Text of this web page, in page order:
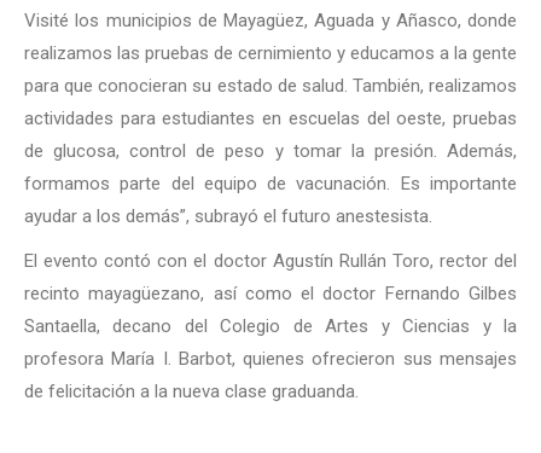
Visité los municipios de Mayagüez, Aguada y Añasco, donde
realizamos las pruebas de cernimiento y educamos a la gente
para que conocieran su estado de salud. También, realizamos
actividades para estudiantes en escuelas del oeste, pruebas
de glucosa, control de peso y tomar la presión. Además,
formamos parte del equipo de vacunación. Es importante
ayudar a los demás”, subrayó el futuro anestesista.
El evento contó con el doctor Agustín Rullán Toro, rector del
recinto mayagüezano, así como el doctor Fernando Gilbes
Santaella, decano del Colegio de Artes y Ciencias y la
profesora María I. Barbot, quienes ofrecieron sus mensajes
de felicitación a la nueva clase graduanda.